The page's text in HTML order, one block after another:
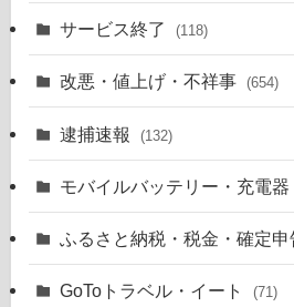
サービス終了 (118)
改悪・値上げ・不祥事 (654)
逮捕速報 (132)
モバイルバッテリー・充電器
ふるさと納税・税金・確定申
GoToトラベル・イート (71)